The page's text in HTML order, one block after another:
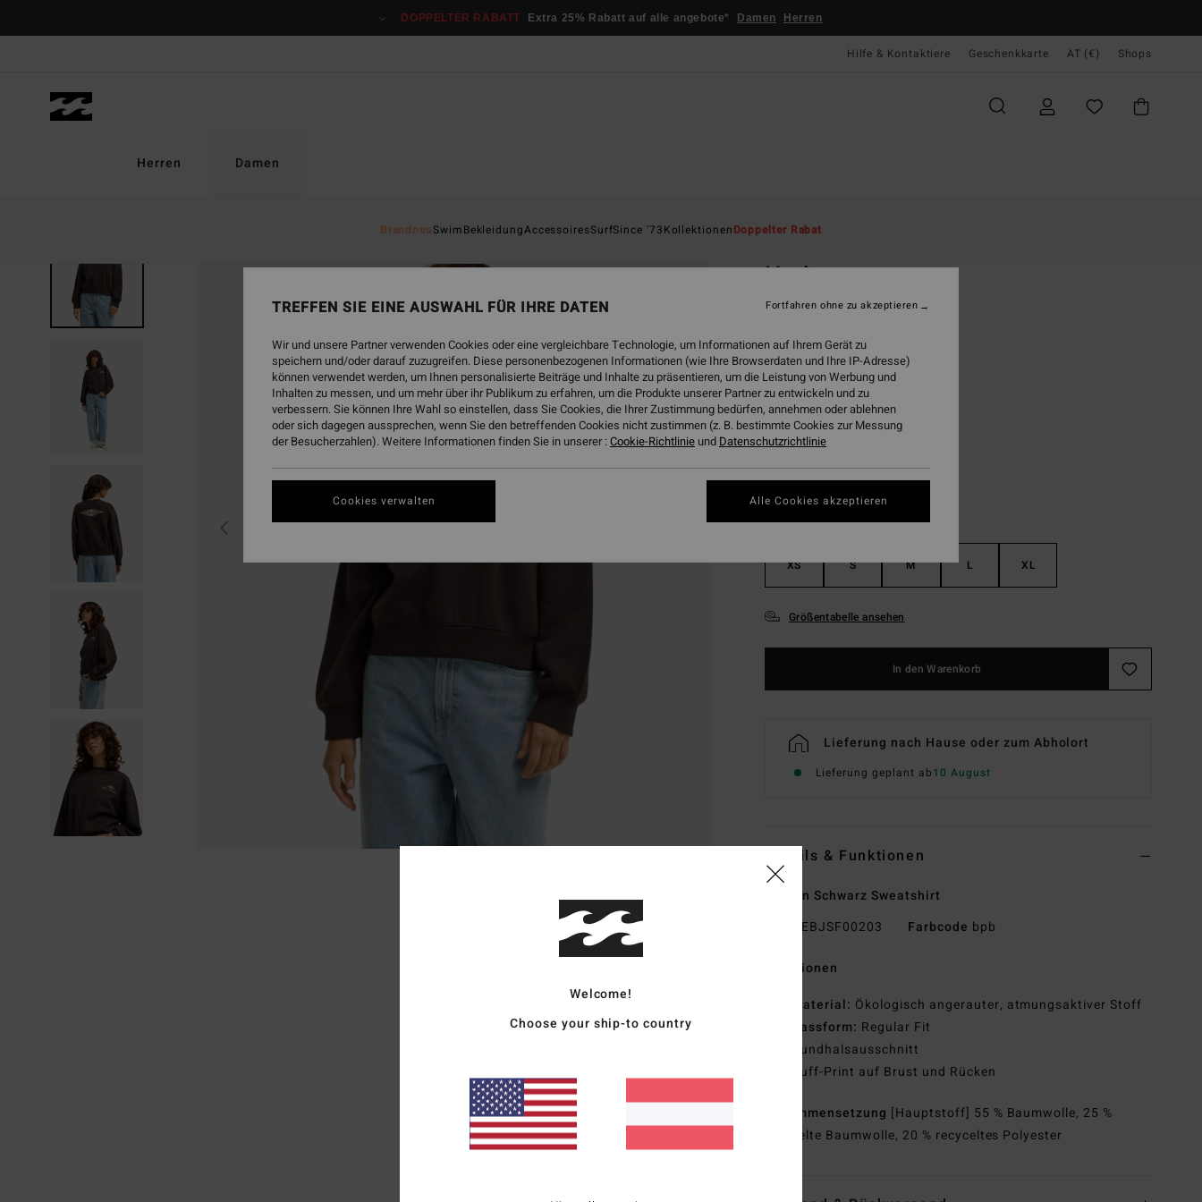
DOPPELTER RABATT Extra 25% Rabatt auf alle angebote* Damen Herren
Hilfe & Kontaktiere Geschenkkarte AT (€) Shops
Herren Damen
BrandneuSwimBekleidungAccessoiresSurfSince '73KollektionenDoppelter Rabat
Heritage
Frauen Schwarz Sweatshirt
ECO-BONUS
€ 55,95
FarbeBlack Pebble
XS S M L XL
Größentabelle ansehen
In den Warenkorb
Lieferung nach Hause oder zum Abholort
Lieferung geplant ab10 August
Details & Funktionen
Frauen Schwarz Sweatshirt
EBJSF00203 Farbcode bpb
Funktionen
Material: Ökologisch angerauter, atmungsaktiver Stoff
Passform: Regular Fit
Rundhalsausschnitt
Puff-Print auf Brust und Rücken
Zusammensetzung [Hauptstoff] 55 % Baumwolle, 25 %
recycelte Baumwolle, 20 % recyceltes Polyester
Welcome!
Choose your ship-to country
TREFFEN SIE EINE AUSWAHL FÜR IHRE DATEN
Wir und unsere Partner verwenden Cookies oder eine vergleichbare Technologie, um Informationen auf Ihrem Gerät zu
speichern und/oder darauf zuzugreifen. Diese personenbezogenen Informationen (wie Ihre Browserdaten und Ihre IP-Adresse)
können verwendet werden, um Ihnen personalisierte Beiträge und Inhalte zu präsentieren, um die Leistung von Werbung und
Inhalten zu messen, und um mehr über ihr Publikum zu erfahren, um die Produkte unserer Partner zu entwickeln und zu
verbessern. Sie können Ihre Wahl so einstellen, dass Sie Cookies, die Ihrer Zustimmung bedürfen, annehmen oder ablehnen
oder sich dagegen aussprechen, wenn Sie den betreffenden Cookies nicht zustimmen (z. B. bestimmte Cookies zur Messung
der Besucherzahlen). Weitere Informationen finden Sie in unserer :Cookie-Richtlinie und Datenschutzrichtlinie
Cookies verwalten
Fortfahren ohne zu akzeptieren
Alle Cookies akzeptieren